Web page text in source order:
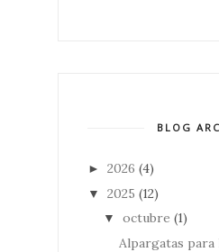
BLOG
► 2026 (4)
▼ 2025 (12)
▼ octubre (1)
Alpargatas para